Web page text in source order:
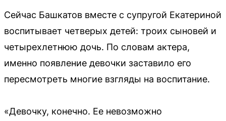
Сейчас Башкатов вместе с супругой Екатериной
воспитывает четверых детей: троих сыновей и
четырехлетнюю дочь. По словам актера,
именно появление девочки заставило его
пересмотреть многие взгляды на воспитание.
«Девочку, конечно. Ее невозможно